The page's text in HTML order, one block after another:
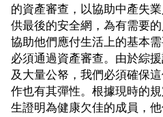
的資產審查，以協助中產失
供最後的安全網，為有需要
協助他們應付生活上的基本
必須通過資產審查。由於綜
及大量公帑，我們必須確保
作也有其彈性。根據現時的
生證明為健康欠佳的成員，